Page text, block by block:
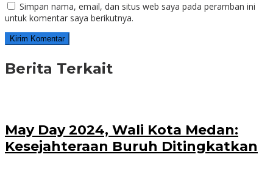
Simpan nama, email, dan situs web saya pada peramban ini
untuk komentar saya berikutnya.
Berita Terkait
May Day 2024, Wali Kota Medan:
Kesejahteraan Buruh Ditingkatkan